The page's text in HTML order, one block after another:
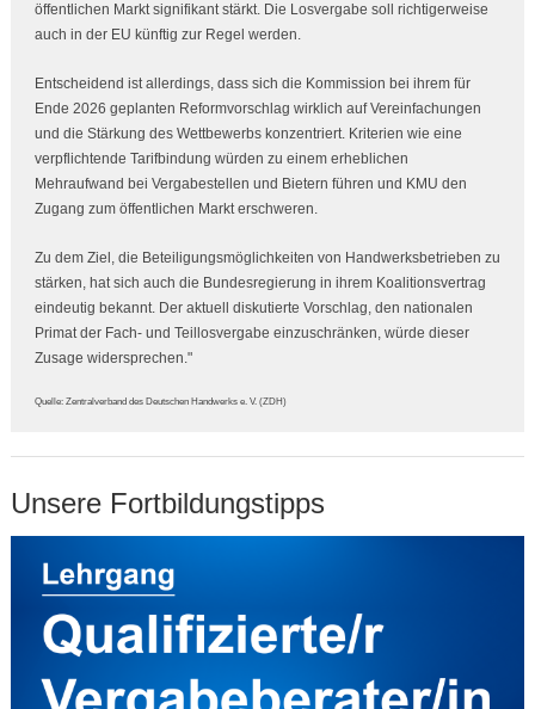
öffentlichen Markt signifikant stärkt. Die Losvergabe soll richtigerweise
auch in der EU künftig zur Regel werden.
Entscheidend ist allerdings, dass sich die Kommission bei ihrem für
Ende 2026 geplanten Reformvorschlag wirklich auf Vereinfachungen
und die Stärkung des Wettbewerbs konzentriert. Kriterien wie eine
verpflichtende Tarifbindung würden zu einem erheblichen
Mehraufwand bei Vergabestellen und Bietern führen und KMU den
Zugang zum öffentlichen Markt erschweren.
Zu dem Ziel, die Beteiligungsmöglichkeiten von Handwerksbetrieben zu
stärken, hat sich auch die Bundesregierung in ihrem Koalitionsvertrag
eindeutig bekannt. Der aktuell diskutierte Vorschlag, den nationalen
Primat der Fach- und Teillosvergabe einzuschränken, würde dieser
Zusage widersprechen."
Quelle: Zentralverband des Deutschen Handwerks e. V. (ZDH)
Unsere Fortbildungstipps